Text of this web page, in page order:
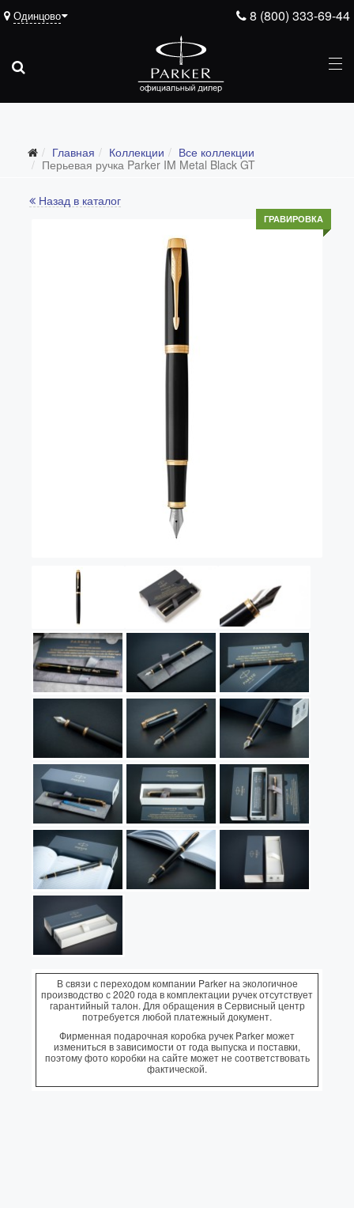
8 (800) 333-69-44
Одинцово
Главная Коллекции
Все коллекции
Перьевая ручка Parker IM Metal Black GT
Назад в каталог
ГРАВИРОВКА
В связи с переходом компании Parker на экологичное
производство с 2020 года в комплектации ручек отсутствует
гарантийный талон. Для обращения в Сервисный центр
потребуется любой платежный документ.
Фирменная подарочная коробка ручек Parker может
измениться в зависимости от года выпуска и поставки,
поэтому фото коробки на сайте может не соответствовать
фактической.
Все коллекции
Sonnet (от 13'000 р.)
Parker 51 (от 14'600 р.)